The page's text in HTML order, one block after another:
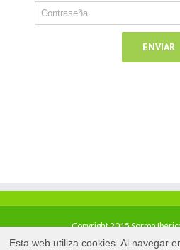
Copyright 2015 Sorma
Esta web utiliza cookies. Al navegar